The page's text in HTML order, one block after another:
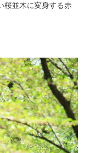
桜並木に変身する赤